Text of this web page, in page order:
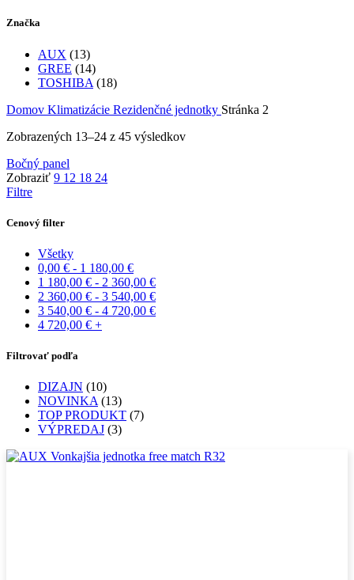
Značka
AUX (13)
GREE (14)
TOSHIBA (18)
Domov Klimatizácie Rezidenčné jednotky Stránka 2
Zobrazených 13–24 z 45 výsledkov
Bočný panel
Zobraziť 9 12 18 24
Filtre
Cenový filter
Všetky
0,00 € - 1 180,00 €
1 180,00 € - 2 360,00 €
2 360,00 € - 3 540,00 €
3 540,00 € - 4 720,00 €
4 720,00 € +
Filtrovať podľa
DIZAJN (10)
NOVINKA (13)
TOP PRODUKT (7)
VÝPREDAJ (3)